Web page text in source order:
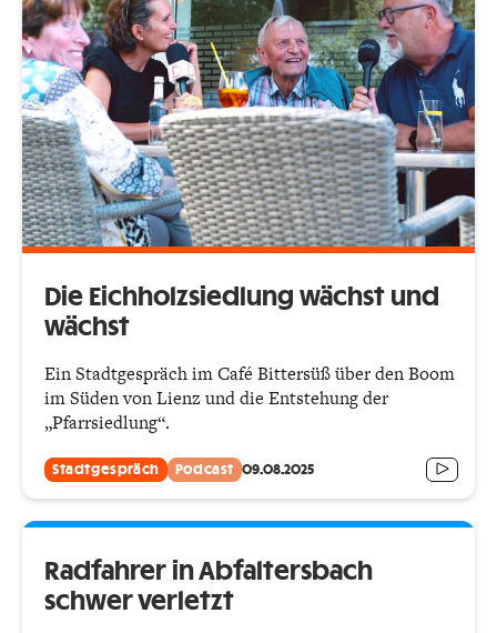
Die Eichholzsiedlung wächst und
wächst
Ein Stadtgespräch im Café Bittersüß über den Boom
im Süden von Lienz und die Entstehung der
„Pfarrsiedlung“.
Stadtgespräch Podcast 09.08.2025
Radfahrer in Abfaltersbach
schwer verletzt